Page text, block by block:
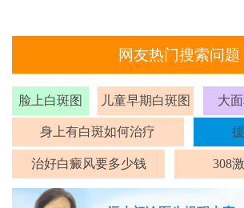
网友热门搜索问题
脸上白斑图 儿童早期白斑图 大
身上有白斑如何治疗
治好白癜风要多少钱 308